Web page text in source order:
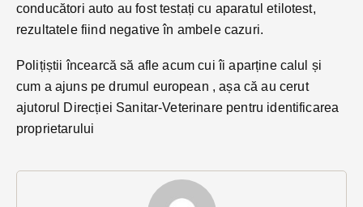
conducători auto au fost testați cu aparatul etilotest,
rezultatele fiind negative în ambele cazuri.
Polițiștii încearcă să afle acum cui îi aparține calul și
cum a ajuns pe drumul european , așa că au cerut
ajutorul Direcției Sanitar-Veterinare pentru identificarea
proprietarului